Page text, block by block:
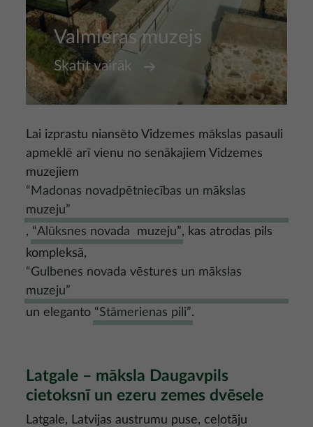
Valmieras muzejs
Skatīt vairāk
Lai izprastu niansēto Vidzemes mākslas pasauli
apmeklē arī vienu no senākajiem Vidzemes
muzejiem
“Madonas novadpētniecības un mākslas
muzeju”
, “Alūksnes novada muzeju”, kas atrodas pils
kompleksā,
“Gulbenes novada vēstures un mākslas
muzeju”
un eleganto “Stāmerienas pili”.
Latgale – māksla Daugavpils
cietoksnī un ezeru zemes dvēsele
Latgale, Latvijas austrumu puse, ceļotāju